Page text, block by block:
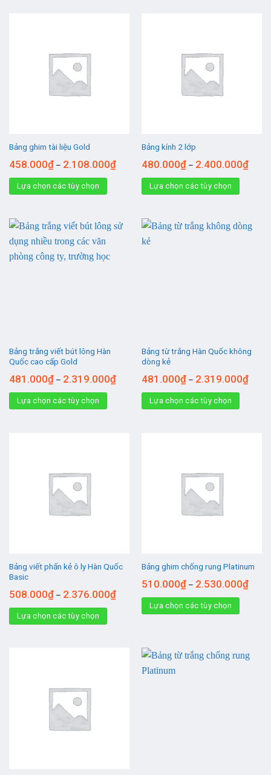
Bảng ghim tài liệu Gold
458.000₫– 2.108.000₫
Lựa chọn các tùy chọn
Bảng kính 2 lớp
480.000₫– 2.400.000₫
Lựa chọn các tùy chọn
Bảng trắng viết bút lông Hàn
Quốc cao cấp Gold
481.000₫– 2.319.000₫
Lựa chọn các tùy chọn
Bảng từ trắng Hàn Quốc không
dòng kẻ
481.000₫– 2.319.000₫
Lựa chọn các tùy chọn
Bảng viết phấn kẻ ô ly Hàn Quốc
Basic
508.000₫– 2.376.000₫
Lựa chọn các tùy chọn
Bảng ghim chống rung Platinum
510.000₫– 2.530.000₫
Lựa chọn các tùy chọn